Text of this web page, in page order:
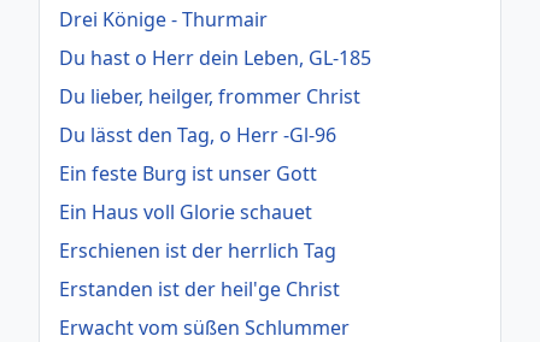
Drei Könige - Thurmair
Du hast o Herr dein Leben, GL-185
Du lieber, heilger, frommer Christ
Du lässt den Tag, o Herr -Gl-96
Ein feste Burg ist unser Gott
Ein Haus voll Glorie schauet
Erschienen ist der herrlich Tag
Erstanden ist der heil'ge Christ
Erwacht vom süßen Schlummer